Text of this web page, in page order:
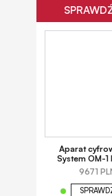
Aparat
System OM-1
9671